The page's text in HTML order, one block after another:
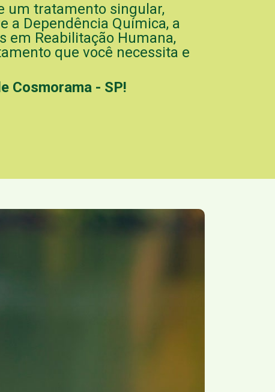
um tratamento singular,
a Dependência Química, a
em Reabilitação Humana,
que você necessita e
Cosmorama - SP!